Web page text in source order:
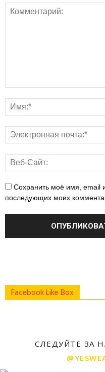
Сохранить моё имя, email
последующих моих
Facebook Like Box
СЛЕДУЙТЕ ЗА